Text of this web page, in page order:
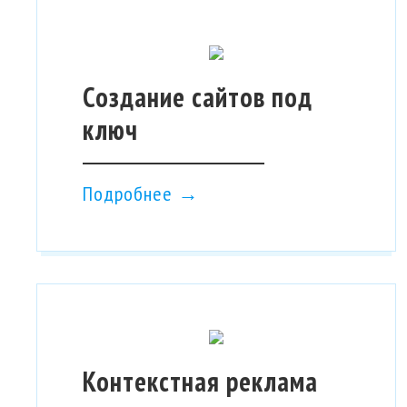
Создание сайтов под
ключ
Подробнее →
Контекстная реклама